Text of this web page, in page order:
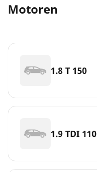
Motoren
1.8 T 150
1.9 TDI 110